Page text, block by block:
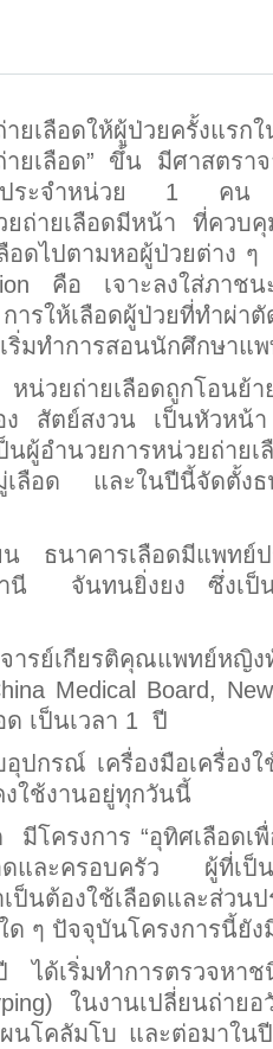
เลือดให้ผู้ป่วยครั้งแรกใ
ายเลือด” ขึ้น มีศาสตรา
ประจำหน่วย 1 ค
ยเลือดมีหน้า ที่ควบคุม
อดไปตามหอผู้ป่วยต่าง
คือ เจาะลงใส่ภาชน
ารให้เลือดผู้ป่วยที่ทำผ่า
มทำการสอนนักศึกษาแพ
หน่วยถ่ายเลือดถูกโอนย้
ง สัตย์สงวน เป็นหัวหน้
อำนวยการหน่วยถ่ายเ
เลือด และในปีนี้จัดตั้งธ
น ธนาคารเลือดมีแพท
นี จันทนยิ่งยง ซึ่งเป็น
ย์เกียรติคุณแพทย์หญิง
Medical Board,
เป็นเวลา 1 ปี
ปกรณ์ เครื่องมือเครื่อง
งใช้งานอยู่ทุกวันนี้
มีโครงการ “อุทิศเลือดเ
ดและครอบครัว ผู้ที่เป็
ป็นต้องใช้เลือดและส่วน
ๆ ปัจจุบันโครงการนี้ยัง
ได้เริ่มทำการตรวจหาช
ในงานเปลี่ยนถ่ายอ
นโคลัมโบ และต่อมาใน